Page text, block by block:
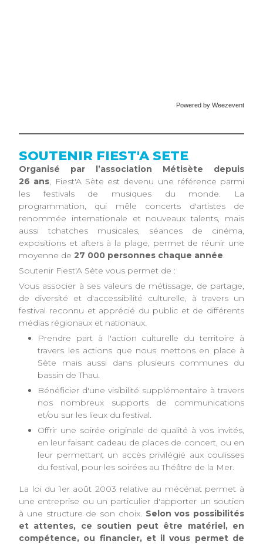
Powered by Weezevent
SOUTENIR FIEST'A SETE
Organisé par l’association Métisète depuis
26 ans, Fiest'A Sète est devenu une référence parmi
les festivals de musiques du monde. La
programmation, qui mêle concerts d'artistes de
renommée internationale et nouveaux talents, mais
aussi tchatches musicales, séances de cinéma,
expositions et afters à la plage, permet de réunir une
moyenne de 27 000 personnes chaque année.
Soutenir Fiest'A Sète vous permet de :
Vous associer à ses valeurs de métissage, de partage,
de diversité et d'accessibilité culturelle, à travers un
festival reconnu et apprécié du public et de différents
médias régionaux et nationaux.
Prendre part à l'action culturelle du territoire à
travers les actions que nous mettons en place à
Sète mais aussi dans plusieurs communes du
bassin de Thau.
Bénéficier d'une visibilité supplémentaire à travers
nos nombreux supports de communications
et/ou sur les lieux du festival.
Offrir une soirée originale de qualité à vos invités,
en leur faisant cadeau de places de concert, ou en
leur permettant un accès privilégié aux coulisses
du festival, pour les soirées au Théâtre de la Mer.
La loi du 1er août 2003 relative au mécénat permet à
une entreprise ou un particulier d'apporter un soutien
à une structure de son choix. Selon vos possibilités
et attentes, ce soutien peut être matériel, en
compétence, ou financier, et il vous permet de